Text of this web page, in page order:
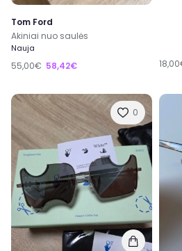
Tom Ford
Akiniai nuo saulės
Nauja
55,00€ 58,42€
0